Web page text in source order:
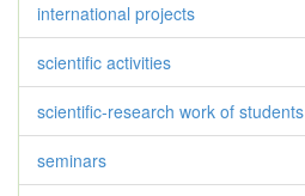
international projects
scientific activities
scientific-research work of students
seminars